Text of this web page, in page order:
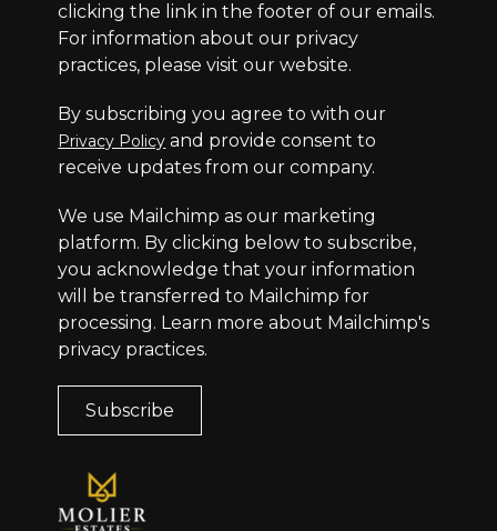
clicking the link in the footer of our emails.
For information about our privacy
practices, please visit our website.
By subscribing you agree to with our
Privacy Policy and provide consent to
receive updates from our company.
We use Mailchimp as our marketing
platform. By clicking below to subscribe,
you acknowledge that your information
will be transferred to Mailchimp for
processing. Learn more about Mailchimp's
privacy practices.